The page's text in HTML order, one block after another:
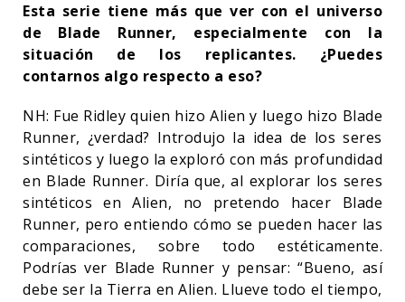
Esta serie tiene más que ver con el universo
de Blade Runner, especialmente con la
situación de los replicantes. ¿Puedes
contarnos algo respecto a eso?
NH: Fue Ridley quien hizo Alien y luego hizo Blade
Runner, ¿verdad? Introdujo la idea de los seres
sintéticos y luego la exploró con más profundidad
en Blade Runner. Diría que, al explorar los seres
sintéticos en Alien, no pretendo hacer Blade
Runner, pero entiendo cómo se pueden hacer las
comparaciones, sobre todo estéticamente.
Podrías ver Blade Runner y pensar: “Bueno, así
debe ser la Tierra en Alien. Llueve todo el tiempo,